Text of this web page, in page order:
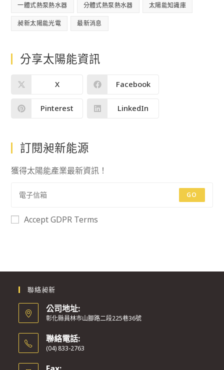
一體式熱泵熱水器 分體式熱泵熱水器 太陽能知識庫
昶新太陽能光電 最新消息
分享太陽能資訊
X Facebook
Pinterest LinkedIn
訂閱昶新能源
獲得太陽能產業最新資訊！
GO
Accept GDPR Terms
聯絡昶新
公司地址:
彰化縣員林市山腳路二段225巷36號
聯絡電話:
(04) 833-2763